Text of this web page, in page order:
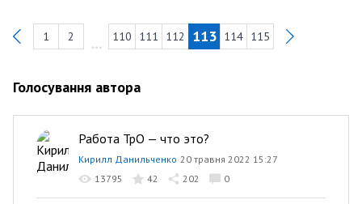
Previous
1 2 110 111 112 113 114 115
Голосування автора
Работа ТрО — что это?
Кирилл Данильченко 20 травня 2022 15:27
13795
42 202 0